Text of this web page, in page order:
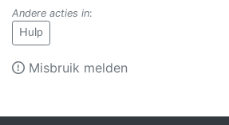
Andere acties in:
Hulp
Misbruik melden